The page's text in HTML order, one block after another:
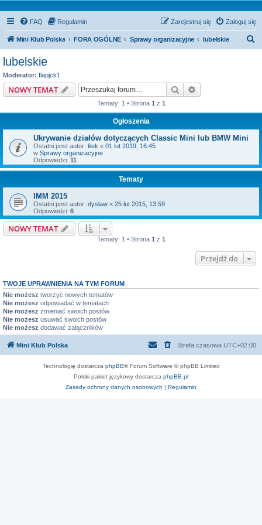
FAQ Regulamin Zaloguj się
Zarejestruj się
Mini Klub Polska FORA OGÓLNE Sprawy organizacyjne lubelskie
lubelskie
Moderator: flapjck1
NOWY TEMAT Szukaj
Tematy: 1 • Strona 1 z 1
Ogłoszenia
Ukrywanie działów dotyczących Classic Mini lub BMW Mini
Ostatni post autor: lilek « 01 lut 2019, 16:45
w Sprawy organizacyjne
Odpowiedzi: 11
Tematy
IMM 2015
Ostatni post autor: dyslaw « 25 lut 2015, 13:59
Odpowiedzi: 6
NOWY TEMAT
Tematy: 1 • Strona 1 z 1
Przejdź do
TWOJE UPRAWNIENIA NA TYM FORUM
Nie możesz tworzyć nowych tematów
Nie możesz odpowiadać w tematach
Nie możesz zmieniać swoich postów
Nie możesz usuwać swoich postów
Nie możesz dodawać załączników
Mini Klub Polska Strefa czasowa UTC+02:00
Technologię dostarcza phpBB® Forum Software © phpBB Limited
Polski pakiet językowy dostarcza phpBB.pl
Zasady ochrony danych osobowych | Regulamin